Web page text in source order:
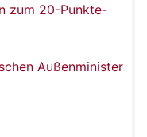
zum 20-Punkte-
Außenminister